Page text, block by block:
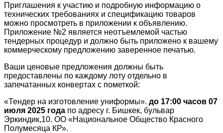
Приглашения к участию и подробную информацию о
технических требованиях и спецификацию товаров
можно просмотреть в приложении к объявлению.
Приложение №2 является неотъемлемой частью
тендерных процедур и должно быть приложено к вашему
коммерческому предложению заверенное печатью.
Ваши ценовые предложения должны быть
предоставлены по каждому лоту отдельно в
запечатанных конвертах с пометкой:
«Тендер на изготовление униформы». до 17:00 часов 07
июля 2025 года по адресу г. Бишкек, бульвар
Эркиндик,10. ОО «Национальное Общество Красного
Полумесяца КР».